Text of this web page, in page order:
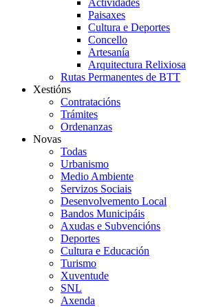
Actividades
Paisaxes
Cultura e Deportes
Concello
Artesanía
Arquitectura Relixiosa
Rutas Permanentes de BTT
Xestións
Contratacións
Trámites
Ordenanzas
Novas
Todas
Urbanismo
Medio Ambiente
Servizos Sociais
Desenvolvemento Local
Bandos Municipáis
Axudas e Subvencións
Deportes
Cultura e Educación
Turismo
Xuventude
SNL
Axenda